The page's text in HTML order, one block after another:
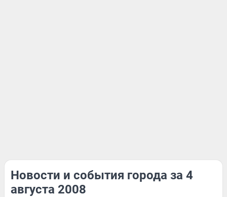
Новости и события города за 4
августа 2008